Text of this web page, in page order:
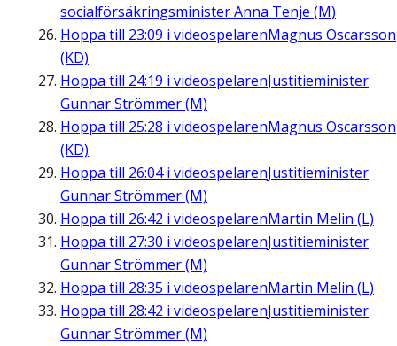
socialförsäkringsminister Anna Tenje (M)
Hoppa till 23:09 i videospelarenMagnus Oscarsson
(KD)
Hoppa till 24:19 i videospelarenJustitieminister
Gunnar Strömmer (M)
Hoppa till 25:28 i videospelarenMagnus Oscarsson
(KD)
Hoppa till 26:04i videospelarenJustitieminister
Gunnar Strömmer (M)
Hoppa till 26:42 i videospelarenMartin Melin (L)
Hoppa till 27:30 i videospelarenJustitieminister
Gunnar Strömmer (M)
Hoppa till 28:35 i videospelarenMartin Melin (L)
Hoppa till 28:42 i videospelarenJustitieminister
Gunnar Strömmer (M)